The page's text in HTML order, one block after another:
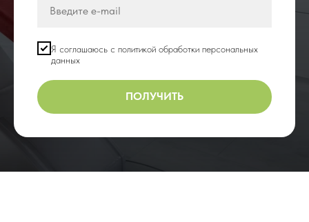
Я соглашаюсь с политикой обработки персональных
данных
ПОЛУЧИТЬ